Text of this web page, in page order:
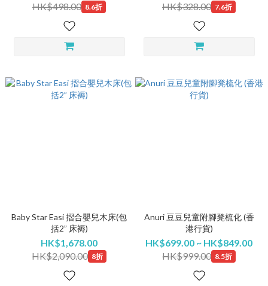
HK$498.00 8.6折
HK$328.00 7.6折
Baby Star Easi 摺合嬰兒木床(包
括2” 床褥)
HK$1,678.00
HK$2,090.00 8折
Anuri 豆豆兒童附腳凳梳化 (香
港行貨)
HK$699.00 ~ HK$849.00
HK$999.00 8.5折